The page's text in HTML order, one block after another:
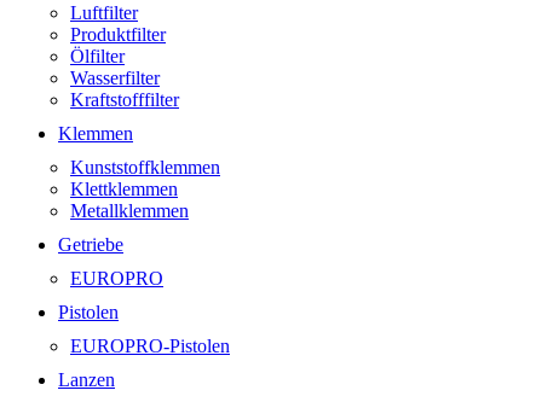
Luftfilter
Produktfilter
Ölfilter
Wasserfilter
Kraftstofffilter
Klemmen
Kunststoffklemmen
Klettklemmen
Metallklemmen
Getriebe
EUROPRO
Pistolen
EUROPRO-Pistolen
Lanzen